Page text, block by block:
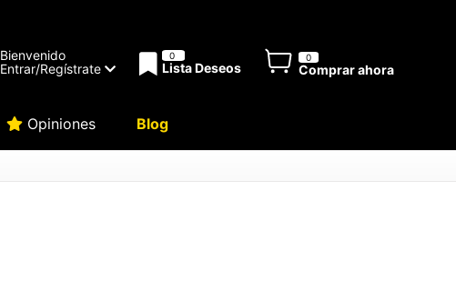
Bienvenido
Entrar/Regístrate
0
Lista Deseos
0
Comprar ahora
Opiniones Blog